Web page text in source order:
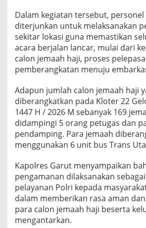
Dalam kegiatan tersebut,
diterjunkan untuk melaksanakan
sekitar lokasi guna memastikan
acara berjalan lancar, mulai dari
calon jemaah haji, proses
pemberangkatan menuju
Adapun jumlah calon jemaah haji
diberangkatkan pada Kloter 22
1447 H / 2026 M sebanyak 169
didampingi 5 orang petugas dan
pendamping. Para jemaah
menggunakan 6 unit bus Trans
Kapolres Garut menyampaikan
pengamanan dilaksanakan
pelayanan Polri kepada
dalam memberikan rasa aman
para calon jemaah haji beserta
mengantarkan.